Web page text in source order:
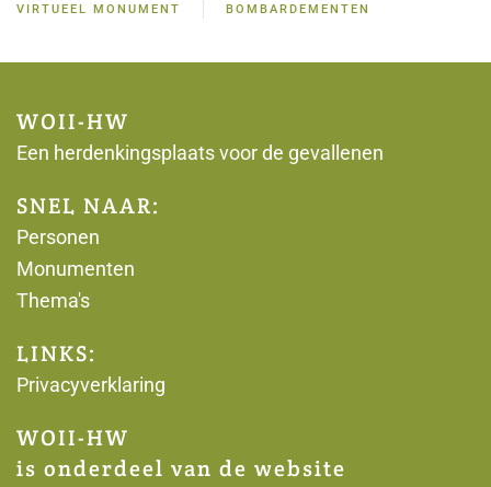
VIRTUEEL MONUMENT BOMBARDEMENTEN
WOII-HW
Een herdenkingsplaats voor de gevallenen
SNEL NAAR:
Personen
Monumenten
Thema's
LINKS:
Privacyverklaring
WOII-HW
is onderdeel van de website